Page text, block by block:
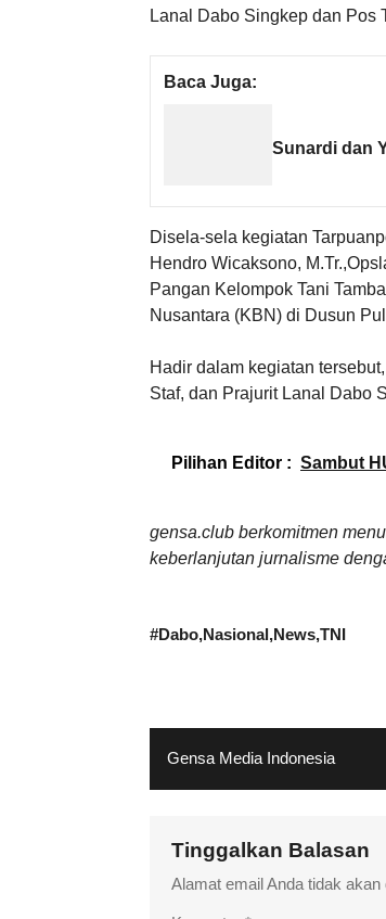
Lanal Dabo Singkep dan Pos
Baca Juga:
Sunardi dan
Disela-sela kegiatan
Hendro Wicaksono,
Pangan Kelompok Tani
Nusantara (KBN) di Dusun
Hadir dalam kegiatan
Staf, dan Prajurit Lanal Dabo
Pilihan Editor : Sambut
gensa.club berkomitmen
keberlanjutan jurnalisme
#Dabo Nasional News TNI
Gensa Media Indonesia
Tinggalkan Balasan
Alamat email Anda tidak akan